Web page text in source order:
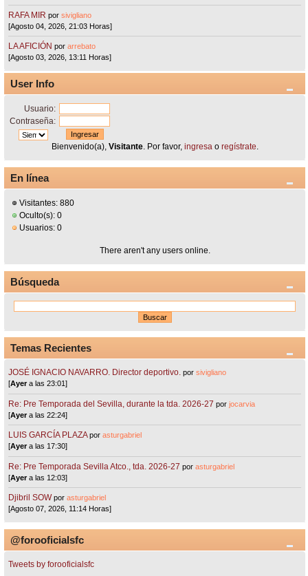
RAFA MIR porsivigliano
[Agosto 04, 2026, 21:03 Horas]
LA AFICIÓN porarrebato
[Agosto 03, 2026, 13:11 Horas]
User Info
Usuario:
Contraseña:
Bienvenido(a), Visitante. Por favor, ingresao regístrate.
En línea
Visitantes: 880
Oculto(s): 0
Usuarios: 0
There aren't any users online.
Búsqueda
Temas Recientes
JOSÉ IGNACIO NAVARRO. Director deportivo. porsivigliano
[Ayera las 23:01]
Re: Pre Temporada del Sevilla, durante la tda. 2026-27 porjocarvia
[Ayera las 22:24]
LUIS GARCÍA PLAZA porasturgabriel
[Ayera las 17:30]
Re: Pre Temporada Sevilla Atco., tda. 2026-27 porasturgabriel
[Ayera las 12:03]
Djibril SOW porasturgabriel
[Agosto 07, 2026, 11:14 Horas]
@forooficialsfc
Tweets by forooficialsfc